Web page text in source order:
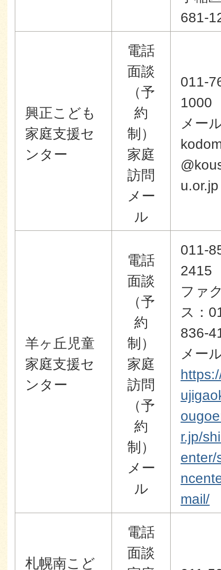
681-
興正こども
家庭支援セ
ンター
電話
面談
（予
約
制）
家庭
訪問
メー
ル
011-
1000
メー
u.or.jp
羊ヶ丘児童
家庭支援セ
ンター
電話
面談
（予
約
制）
家庭
訪問
（予
約
制）
メー
ル
011-
2415
ファ
ス：
836-
メー
r.jp/
enter/
mail/
札幌南こど
電話
面談